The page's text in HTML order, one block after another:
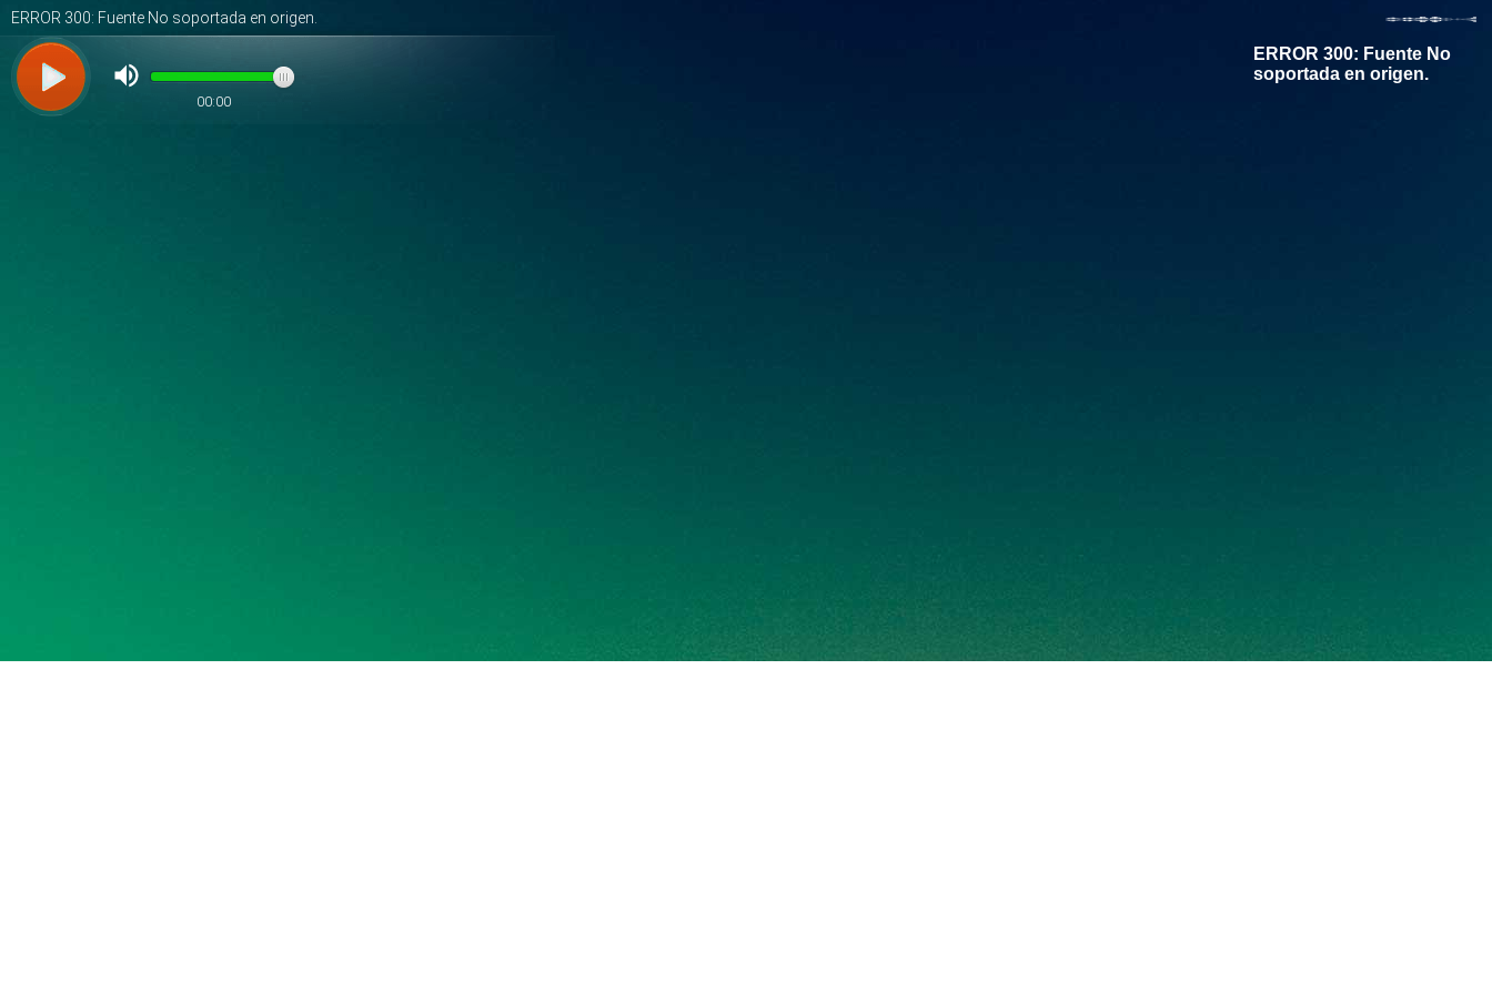
ERROR 300: Fuente No soportada en origen.
00:00